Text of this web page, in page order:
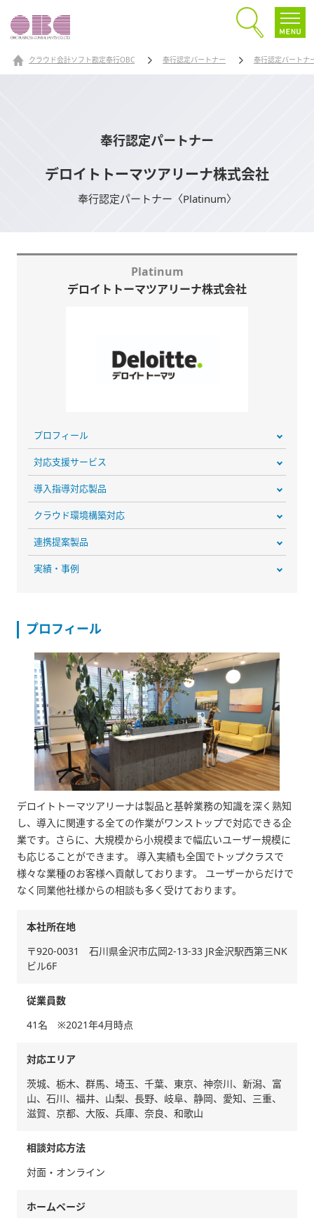
クラウド会計ソフト勘定奉行OBC 奉行認定パートナー 奉行認定パートナ
奉行認定パートナー
デロイトトーマツアリーナ株式会社
奉行認定パートナー〈Platinum〉
Platinum
デロイトトーマツアリーナ株式会社
プロフィール
対応支援サービス
導入指導対応製品
クラウド環境構築対応
連携提案製品
実績・事例
プロフィール
デロイトトーマツアリーナは製品と基幹業務の知識を深く熟知
し、導入に関連する全ての作業がワンストップで対応できる企
業です。さらに、大規模から小規模まで幅広いユーザー規模に
も応じることができます。 導入実績も全国でトップクラスで
様々な業種のお客様へ貢献しております。 ユーザーからだけで
なく同業他社様からの相談も多く受けております。
本社所在地
〒920-0031 石川県金沢市広岡2-13-33 JR金沢駅西第三NK
ビル6F
従業員数
41名 ※2021年4月時点
対応エリア
茨城、栃木、群馬、埼玉、千葉、東京、神奈川、新潟、富
山、石川、福井、山梨、長野、岐阜、静岡、愛知、三重、
滋賀、京都、大阪、兵庫、奈良、和歌山
相談対応方法
対面・オンライン
ホームページ